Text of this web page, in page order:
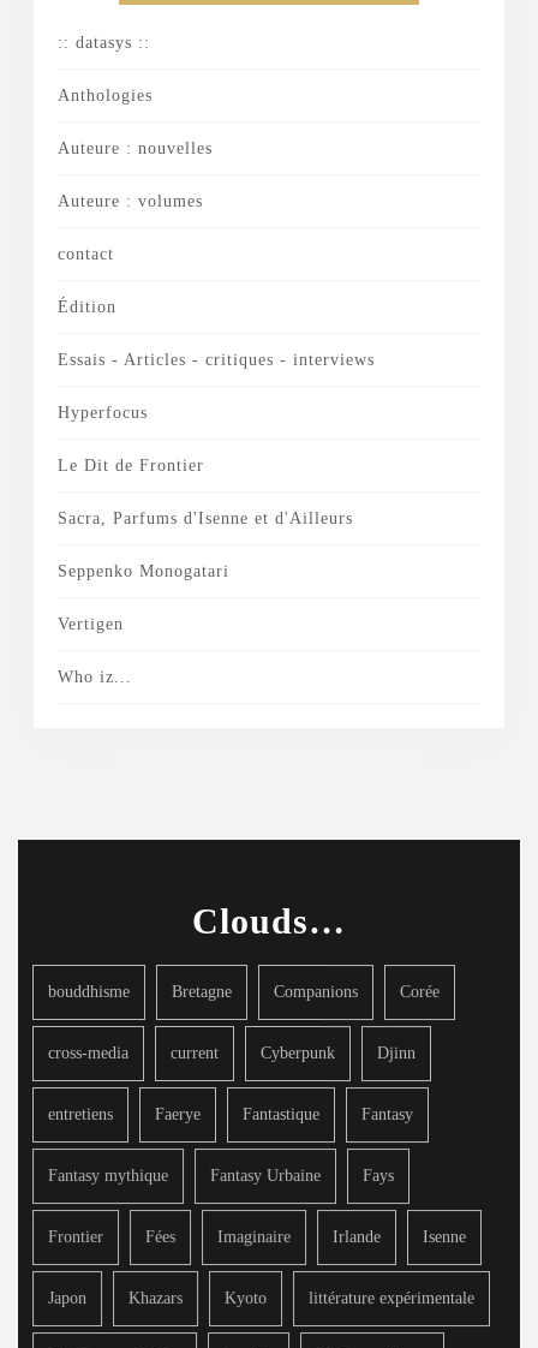
:: datasys ::
Anthologies
Auteure : nouvelles
Auteure : volumes
contact
Édition
Essais - Articles - critiques - interviews
Hyperfocus
Le Dit de Frontier
Sacra, Parfums d'Isenne et d'Ailleurs
Seppenko Monogatari
Vertigen
Who iz...
Clouds…
bouddhisme Bretagne Companions Corée
cross-media current Cyberpunk Djinn
entretiens Faerye Fantastique Fantasy
Fantasy mythique Fantasy Urbaine Fays
Frontier Fées Imaginaire Irlande Isenne
Japon Khazars Kyoto littérature expérimentale